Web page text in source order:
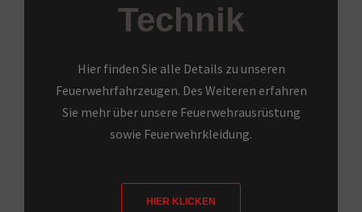
Technik
Hier finden Sie alle Details zu unseren
Feuerwehrfahrzeugen. Des Weiteren erfahren
Sie mehr über unsere Feuerwehrausrüstung
sowie Feuerwehrkleidung.
HIER KLICKEN